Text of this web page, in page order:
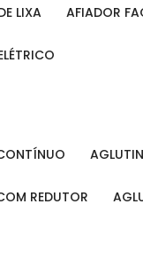
LIXA AFIADOR
REDUTOR